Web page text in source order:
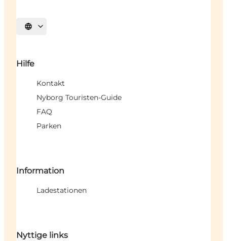
Sprache auswählen
Hilfe
Kontakt
Nyborg Touristen-Guide
FAQ
Parken
Information
Ladestationen
Nyttige links